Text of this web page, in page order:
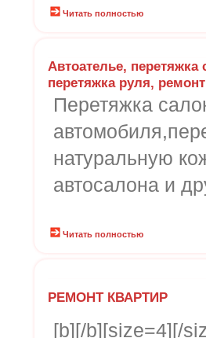
Читать полностью
Автоателье, перетяжка
перетяжка руля,
Перетяжка
натуральную
автосалона и
Читать полностью
РЕМОНТ КВАРТИР
[b][/b][size=4][/